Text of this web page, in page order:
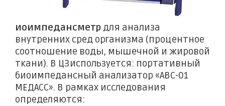
иоимпедансметр для анализа
внутренних сред организма (процентное
соотношение воды, мышечной и жировой
ткани). В ЦЗиспользуется: портативный
биоимпедансный анализатор «АВС-01
МЕДАСС». В рамках исследования
определяются: